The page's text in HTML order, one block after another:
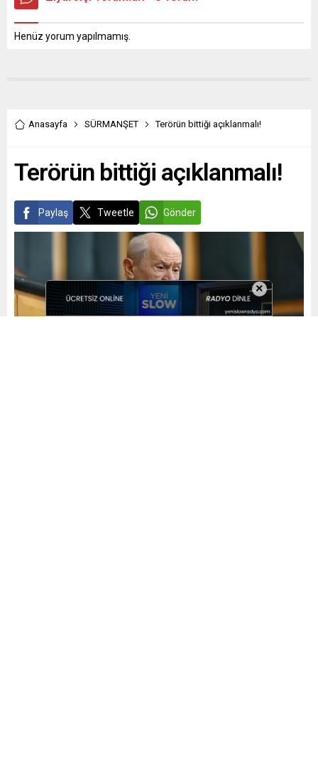
Henüz yorum yapılmamış.
Anasayfa SÜRMANŞET Terörün bittiği açıklanmalı!
Terörün bittiği açıklanmalı!
Paylaş Tweetle Gönder
×